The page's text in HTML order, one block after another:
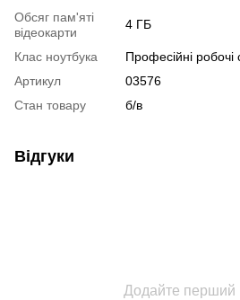
Обсяг пам'яті
відеокарти
4 ГБ
Клас ноутбука
Професійні робочі
Артикул
03576
Стан товару
б/в
Відгуки
Додайте перший